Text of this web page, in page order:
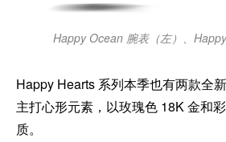
Happy Ocean 腕表（左）、
Happy Hearts 系列本季也有两款全
主打心形元素，以玫瑰色 18K 金和
质。